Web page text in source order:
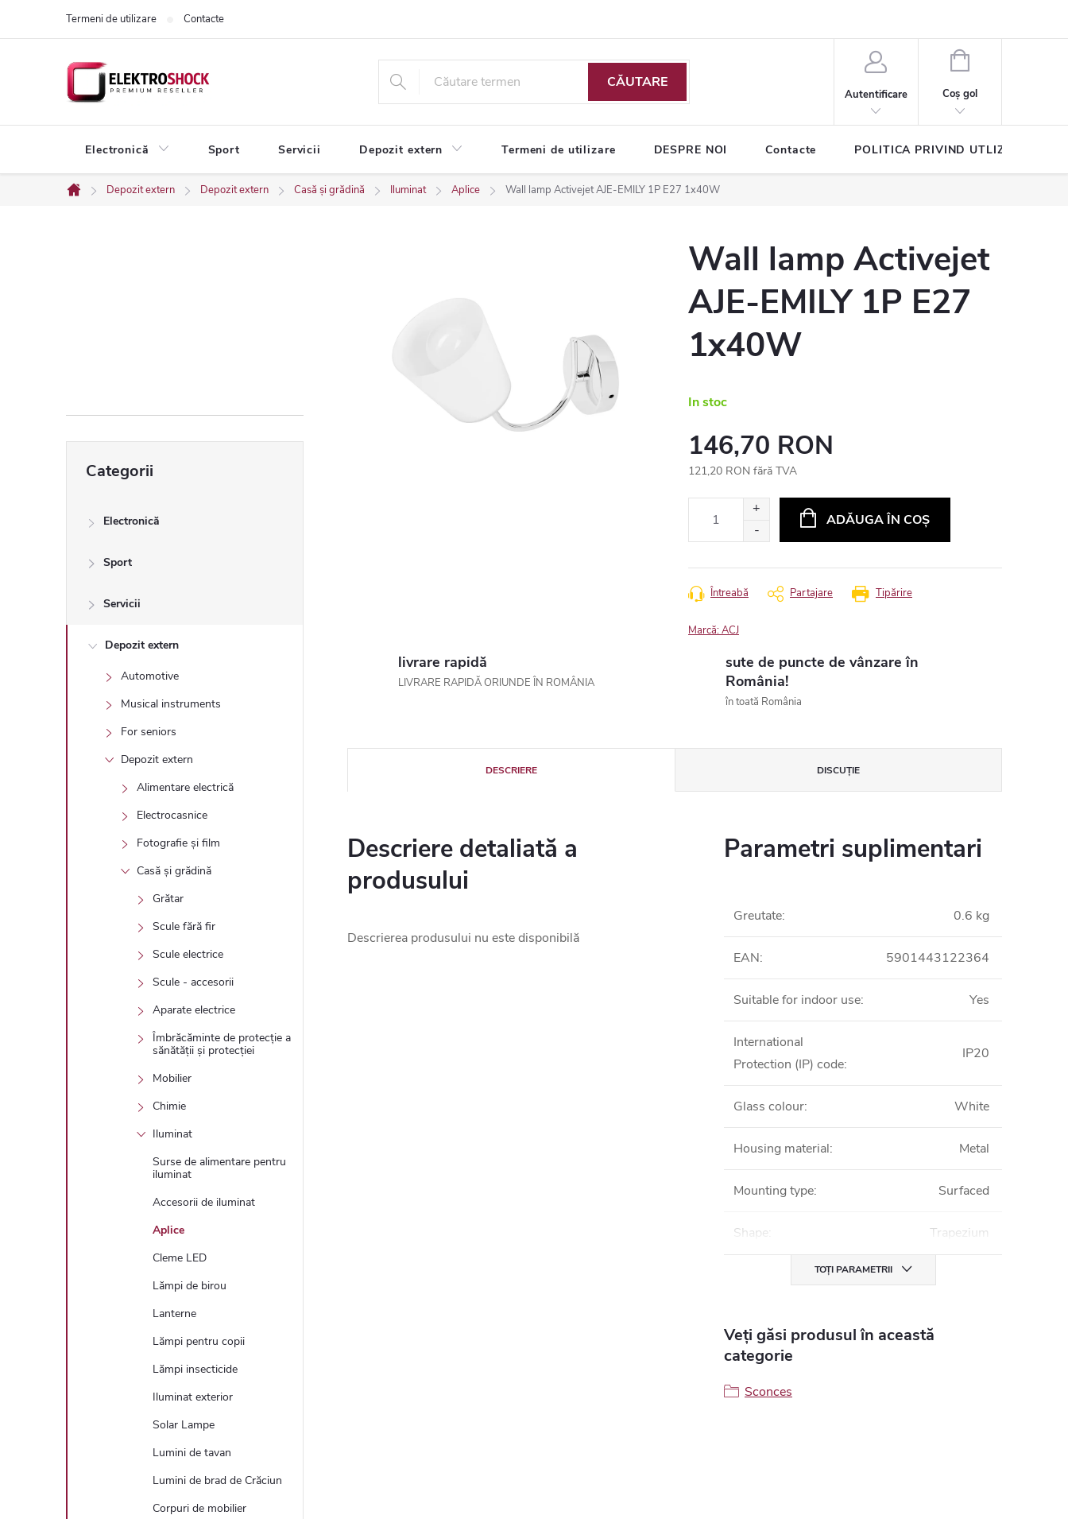
Termeni de utilizare Contacte
CĂUTARE
Autentificare
COŞ
CUMPĂRĂTURI
Coş gol
Electronică Sport Servicii Depozit extern Termeni de utilizare DESPRE NOI Contacte POLITICA PRIVIND UTLIZAREA
Acasă
Depozit extern Depozit extern Casă și grădină Iluminat Aplice Wall lamp Activejet AJE-EMILY 1P E27 1x40W
l
a
a
pesteCategorii
Electronică
Sport
Servicii
Depozit extern
Automotive
Musical instruments
For seniors
Depozit extern
Alimentare electrică
Electrocasnice
Fotografie și film
Casă și grădină
Grătar
Scule fără fir
Scule electrice
Scule - accesorii
Aparate electrice
Îmbrăcăminte de protecție a
sănătății și protecției
Mobilier
Chimie
Iluminat
Surse de alimentare pentru
iluminat
Accesorii de iluminat
Aplice
Cleme LED
Lămpi de birou
Lanterne
Lămpi pentru copii
Lămpi insecticide
Iluminat exterior
Solar Lampe
Lumini de tavan
Lumini de brad de Crăciun
Corpuri de mobilier
Wall lamp Activejet
AJE-EMILY 1P E27
1x40W
In stoc
146,70 RON
121,20 RON fără TVA
ADĂUGA ÎN COŞ
Tipărire
Întreabă Partajare
Marcă:ACJ
livrare rapidă
LIVRARE RAPIDĂ ORIUNDE ÎN ROMÂNIA
sute de puncte de vânzare în
România!
în toată România
DESCRIERE DISCUŢIE
Descriere detaliată a
produsului
Descrierea produsului nu este disponibilă
Parametri suplimentari
Greutate: 0.6 kg
EAN: 5901443122364
Suitable for indoor use: Yes
International
Protection (IP) code:
IP20
Glass colour: White
Housing material: Metal
Mounting type: Surfaced
Shape: Trapezium
TOȚI PARAMETRII
Veți găsi produsul în această
categorie
Sconces